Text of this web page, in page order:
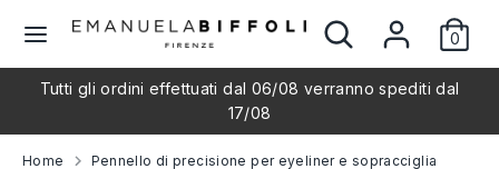
Cerca
Cerca
nostro
negozio
0
L
n
nel
nostro
Tutti gli ordini effettuati dal 06/08 verranno spediti dal
17/08
Home Pennello di precisione per eyeliner e sopracciglia